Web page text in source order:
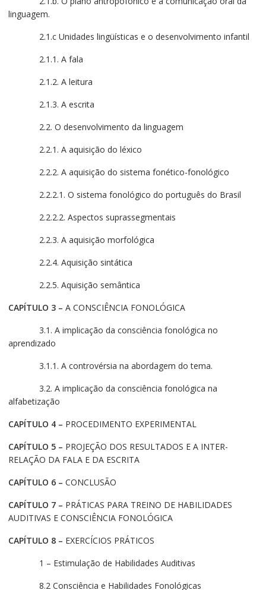
linguagem.
2.1.c Unidades lingüísticas e o desenvolvimento infantil
2.1.1. A fala
2.1.2. A leitura
2.1.3. A escrita
2.2. O desenvolvimento da linguagem
2.2.1. A aquisição do léxico
2.2.2. A aquisição do sistema fonético-fonológico
2.2.2.1. O sistema fonológico do português do Brasil
2.2.2.2. Aspectos suprassegmentais
2.2.3. A aquisição morfológica
2.2.4. Aquisição sintática
2.2.5. Aquisição semântica
CAPÍTULO 3 – A CONSCIÊNCIA FONOLÓGICA
3.1. A implicação da consciência fonológica no
aprendizado
3.1.1. A controvérsia na abordagem do tema.
3.2. A implicação da consciência fonológica na
alfabetização
CAPÍTULO 4 – PROCEDIMENTO EXPERIMENTAL
CAPÍTULO 5 – PROJEÇÃO DOS RESULTADOS E A INTER-
RELAÇÃO DA FALA E DA ESCRITA
CAPÍTULO 6 – CONCLUSÃO
CAPÍTULO 7 – PRÁTICAS PARA TREINO DE HABILIDADES
AUDITIVAS E CONSCIÊNCIA FONOLÓGICA
CAPÍTULO 8 – EXERCÍCIOS PRÁTICOS
1 – Estimulação de Habilidades Auditivas
8.2 Consciência e Habilidades Fonológicas